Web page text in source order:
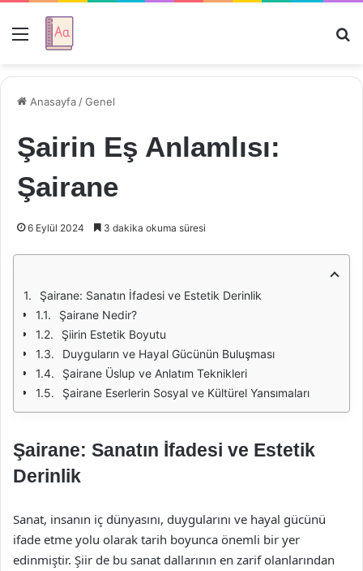
Menü
Anasayfa /Genel
Şairin Eş Anlamlısı:
Şairane
6 Eylül 2024 3 dakika okuma süresi
Şairane: Sanatın İfadesi ve Estetik Derinlik
Şairane Nedir?
Şiirin Estetik Boyutu
Duyguların ve Hayal Gücünün Buluşması
Şairane Üslup ve Anlatım Teknikleri
Şairane Eserlerin Sosyal ve Kültürel Yansımaları
Şairane: Sanatın İfadesi ve Estetik
Derinlik
Sanat, insanın iç dünyasını, duygularını ve hayal gücünü
ifade etme yolu olarak tarih boyunca önemli bir yer
edinmiştir. Şiir de bu sanat dallarının en zarif olanlarından